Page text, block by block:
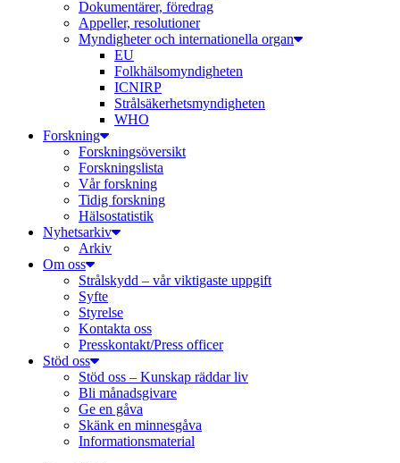
Dokumentärer, föredrag
Appeller, resolutioner
Myndigheter och internationella organ
EU
Folkhälsomyndigheten
ICNIRP
Strålsäkerhetsmyndigheten
WHO
Forskning
Forskningsöversikt
Forskningslista
Vår forskning
Tidig forskning
Hälsostatistik
Nyhetsarkiv
Arkiv
Om oss
Strålskydd – vår viktigaste uppgift
Syfte
Styrelse
Kontakta oss
Presskontakt/Press officer
Stöd oss
Stöd oss – Kunskap räddar liv
Bli månadsgivare
Ge en gåva
Skänk en minnesgåva
Informationsmaterial